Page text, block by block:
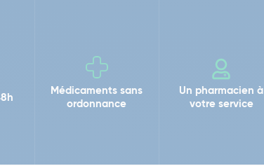
Médicaments sans
ordonnance
Un pharmacien à
votre service